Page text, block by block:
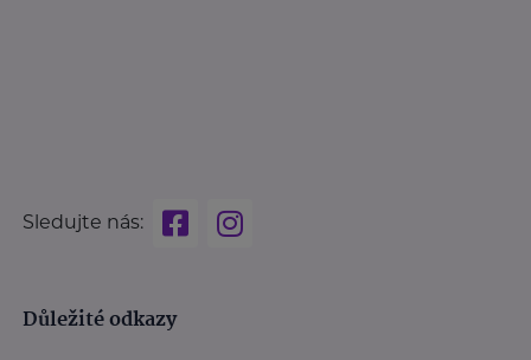
Sledujte nás:
Důležité odkazy